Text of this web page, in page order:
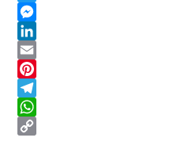
Twitter
Messenger
LinkedIn
Email
Pinterest
Telegram
WhatsApp